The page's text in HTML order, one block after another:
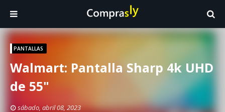
PANTALLAS
Walmart: Pantalla Sharp 4k UHD
de 55"
sábado, abril 08, 2023